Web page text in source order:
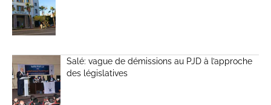
Salé: vague de démissions au PJD à l’approche
des législatives